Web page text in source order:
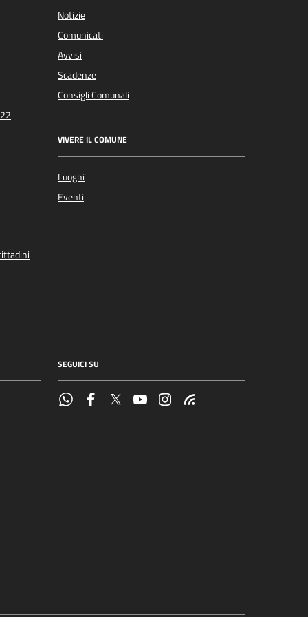
Notizie
Comunicati
Avvisi
Scadenze
Consigli Comunali
VIVERE IL COMUNE
Luoghi
Eventi
SEGUICI SU